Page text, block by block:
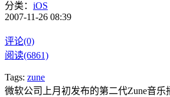
分类： iOS
2007-11-26 08:39
评论(0)
阅读(6861)
Tags: zune
微软公司上月初发布的第二代Zune音乐